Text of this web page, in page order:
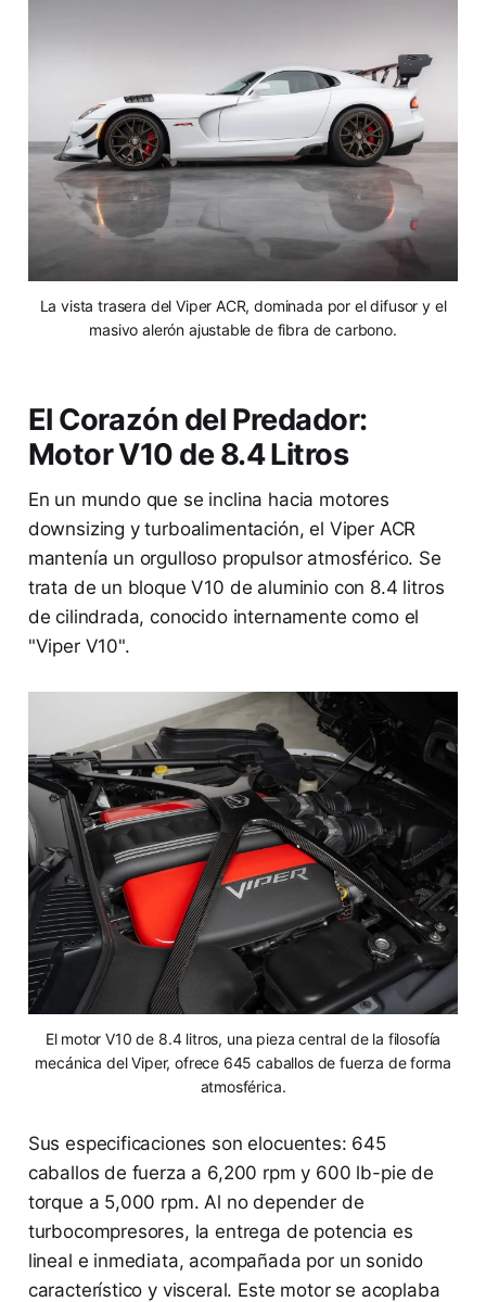
La vista trasera del Viper ACR, dominada por el difusor y el
masivo alerón ajustable de fibra de carbono.
El Corazón del Predador:
Motor V10 de 8.4 Litros
En un mundo que se inclina hacia motores
downsizing y turboalimentación, el Viper ACR
mantenía un orgulloso propulsor atmosférico. Se
trata de un bloque V10 de aluminio con 8.4 litros
de cilindrada, conocido internamente como el
"Viper V10".
El motor V10 de 8.4 litros, una pieza central de la filosofía
mecánica del Viper, ofrece 645 caballos de fuerza de forma
atmosférica.
Sus especificaciones son elocuentes: 645
caballos de fuerza a 6,200 rpm y 600 lb-pie de
torque a 5,000 rpm. Al no depender de
turbocompresores, la entrega de potencia es
lineal e inmediata, acompañada por un sonido
característico y visceral. Este motor se acoplaba